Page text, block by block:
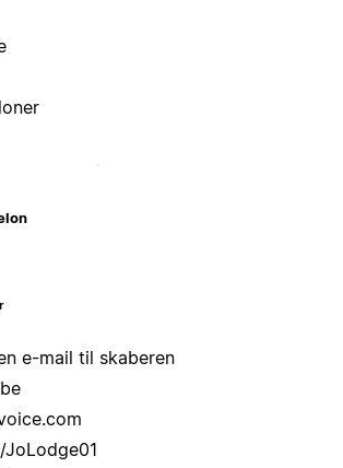
e-mail til skaberen
JoLodge01